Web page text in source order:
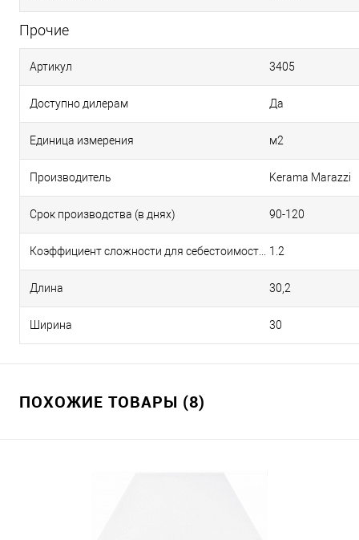
Прочие
Артикул 3405
Доступно дилерам Да
Единица измерения м2
Производитель Kerama Marazzi
Срок производства (в днях) 90-120
1.2
Длина 30,2
Ширина 30
ПОХОЖИЕ ТОВАРЫ (8)